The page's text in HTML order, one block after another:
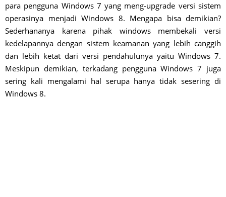
para pengguna Windows 7 yang meng-upgrade versi sistem
operasinya menjadi Windows 8. Mengapa bisa demikian?
Sederhananya karena pihak windows membekali versi
kedelapannya dengan sistem keamanan yang lebih canggih
dan lebih ketat dari versi pendahulunya yaitu Windows 7.
Meskipun demikian, terkadang pengguna Windows 7 juga
sering kali mengalami hal serupa hanya tidak sesering di
Windows 8.